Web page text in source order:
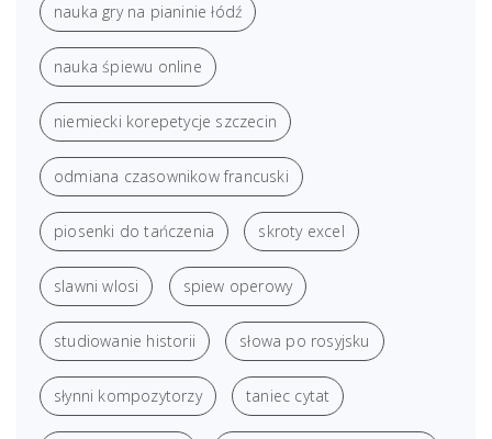
nauka gry na pianinie łódź
nauka śpiewu online
niemiecki korepetycje szczecin
odmiana czasownikow francuski
piosenki do tańczenia skroty excel
slawni wlosi spiew operowy
studiowanie historii słowa po rosyjsku
słynni kompozytorzy taniec cytat